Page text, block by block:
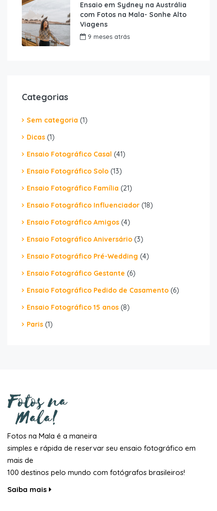
Ensaio em Sydney na Austrália
com Fotos na Mala- Sonhe Alto
Viagens
9 meses atrás
Categorias
Sem categoria (1)
Dicas (1)
Ensaio Fotográfico Casal (41)
Ensaio Fotográfico Solo (13)
Ensaio Fotográfico Família (21)
Ensaio Fotográfico Influenciador (18)
Ensaio Fotográfico Amigos (4)
Ensaio Fotográfico Aniversário (3)
Ensaio Fotográfico Pré-Wedding (4)
Ensaio Fotográfico Gestante (6)
Ensaio Fotográfico Pedido de Casamento (6)
Ensaio Fotográfico 15 anos (8)
Paris (1)
Fotos na Mala é a maneira
simples e rápida de reservar seu ensaio fotográfico em
mais de
100 destinos pelo mundo com fotógrafos brasileiros!
Saiba mais